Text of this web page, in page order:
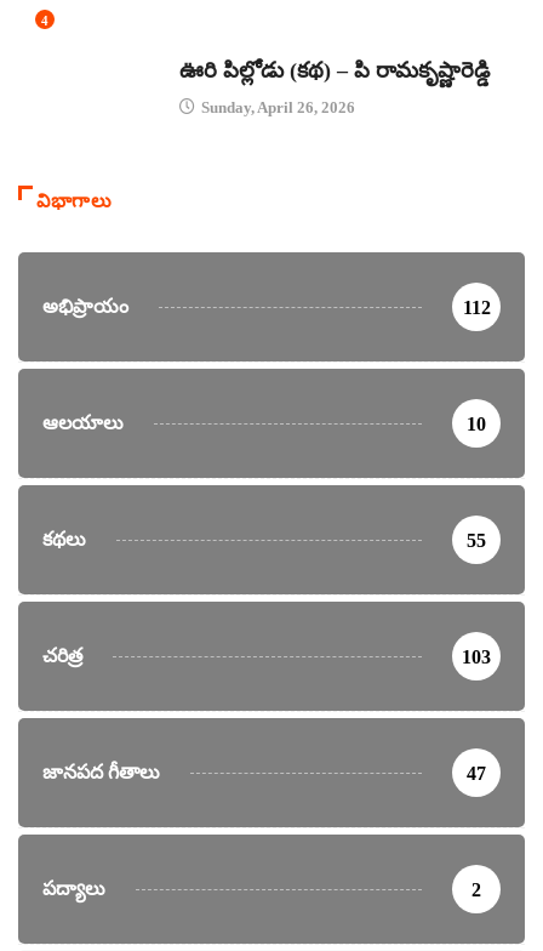
4
ఊరి పిల్లోడు (కథ) – పి రామకృష్ణారెడ్డి
Sunday, April 26, 2026
విభాగాలు
అభిప్రాయం 112
ఆలయాలు 10
కథలు 55
చరిత్ర 103
జానపద గీతాలు 47
పద్యాలు 2